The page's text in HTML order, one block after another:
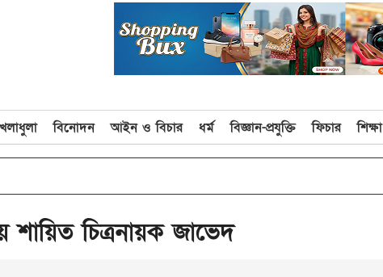
বিনোদন আইন ও বিচার ধর্ম বিজ্ঞান-প্রযুক্তি ফিচার শিক্ষা
শায়িত চিত্রনায়ক জাভেদ